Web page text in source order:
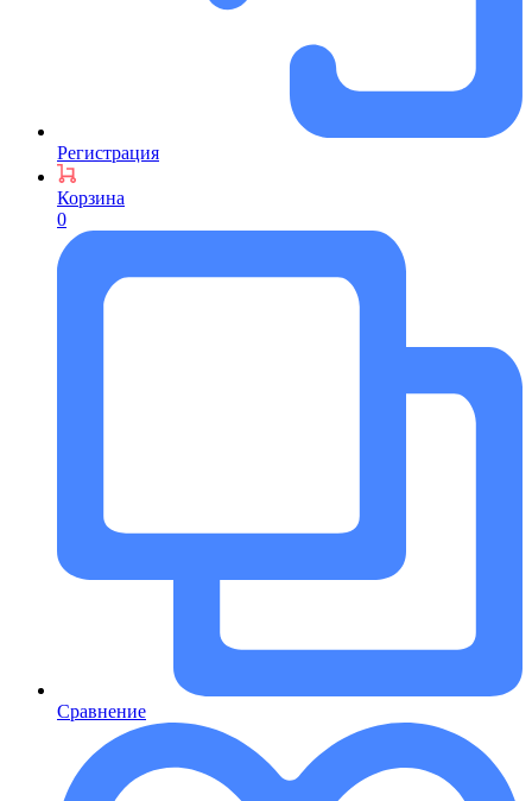
Регистрация
Корзина
0
Сравнение